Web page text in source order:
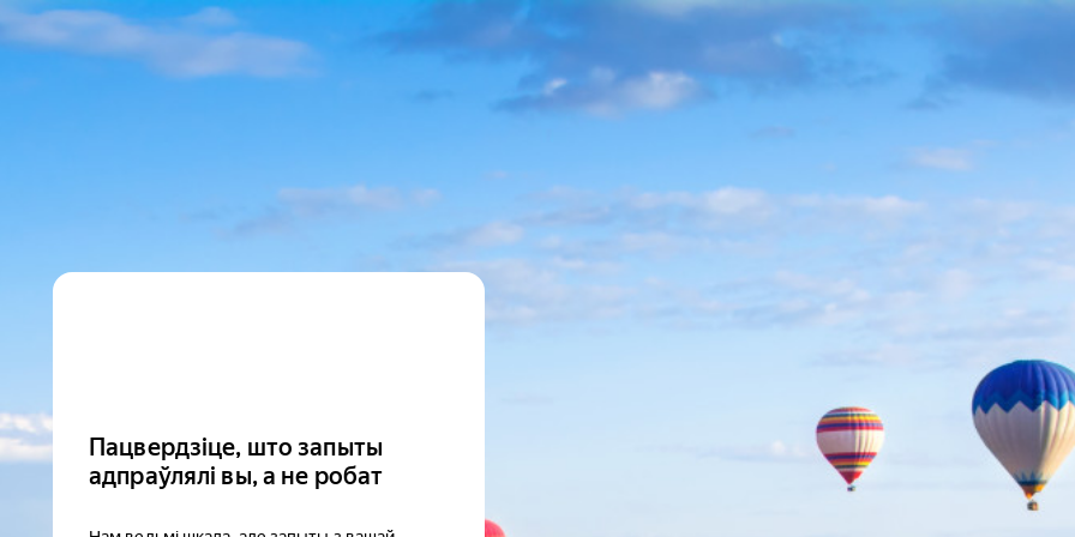
Пацвердзіце, што запыты
адпраўлялі вы, а не робат